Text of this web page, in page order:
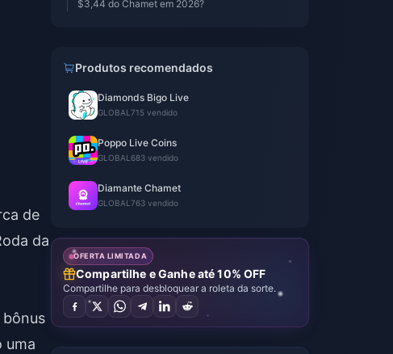
de
da
uma
$3,44 do Chamet em 2026?
Produtos recomendados
Diamonds Bigo Live
GLOBAL 715 vendido
Poppo Live Coins
GLOBAL 683 vendido
Diamante Chamet
GLOBAL 763 vendido
OFERTA LIMITADA
Compartilhe e Ganhe até 10% OFF
Compartilhe para desbloquear a roleta da sorte.